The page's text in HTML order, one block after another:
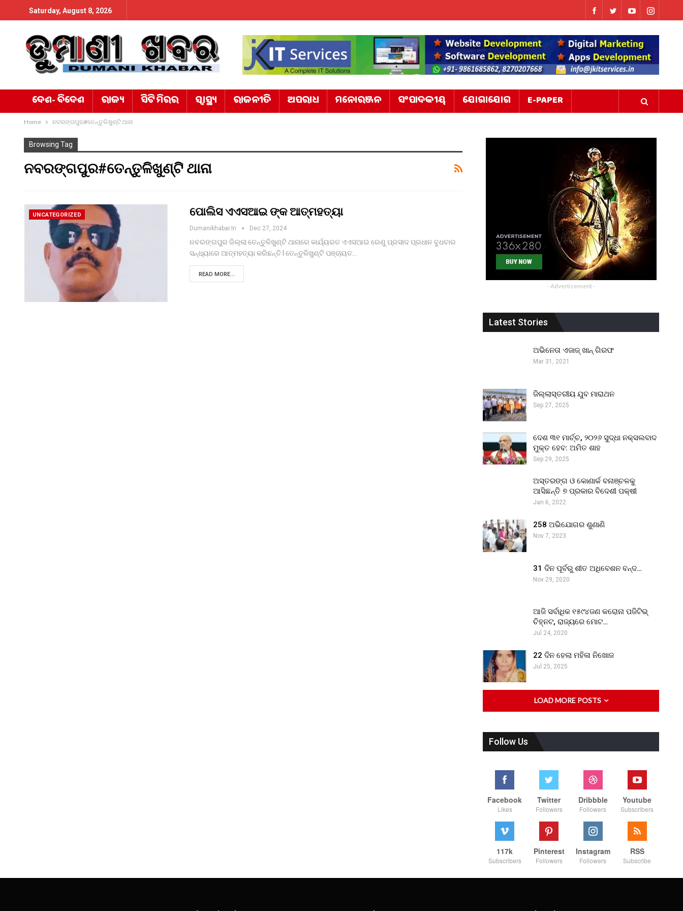
Saturday, August 8, 2026
ଦେଶ- ବିଦେଶ ରାଜ୍ୟ ସିଟି ମିରର ସ୍ୱାସ୍ଥ୍ୟ ରାଜନୀତି ଅପରାଧ ମନୋରଞ୍ଜନ ସଂପାଦକୀୟ ଯୋଗାଯୋଗ E-PAPER
Home ନବରଙ୍ଗପୁର#ତେନ୍ତୁଳିଖୁଣ୍ଟି ଥାନା
Browsing Tag
ନବରଙ୍ଗପୁର#ତେନ୍ତୁଳିଖୁଣ୍ଟି ଥାନା
UNCATEGORIZED ପୋଲିସ ଏଏସଆଇ ଙ୍କ ଆତ୍ମହତ୍ୟା
Dumanikhabar.in Dec 27, 2024
ନବରଙ୍ଗପୁର ଜିଲ୍ଲା ତେନ୍ତୁଳିଖୁଣ୍ଟି ଥାନାରେ କାର୍ଯ୍ୟରତ ଏଏସଆଇ ରେଣୁ ପ୍ରସାଦ ପ୍ରଧାନ ବୁଧବାର
ସନ୍ଧ୍ୟାରେ ଆତ୍ମହତ୍ୟା କରିଛନ୍ତି l ତେନ୍ତୁଳିଖୁଣ୍ଟି ପଞ୍ଚାୟତ…
READ MORE...
- Advertisement -
Latest Stories
ଅଭିନେତା ଏଜାଜ୍ ଖାନ୍ ଗିରଫ
Mar 31, 2021
ଜିଲ୍ଲାସ୍ତରୀୟ ଯୁବ ମାରାଥନ
Sep 27, 2025
ଦେଶ ୩୧ ମାର୍ଚ୍ଚ, ୨୦୨୬ ସୁଦ୍ଧା ନକ୍ସଲବାଦ
ମୁକ୍ତ ହେବ: ଅମିତ ଶାହ
Sep 29, 2025
ଅସ୍ତରଙ୍ଗ ଓ କୋଣାର୍କ ବନାଞ୍ଚଳକୁ
ଆସିଛନ୍ତି ୭ ପ୍ରକାର ବିଦେଶୀ ପକ୍ଷୀ
Jan 6, 2022
258 ଅଭିଯୋଗର ଶୁଣାଣି
Nov 7, 2023
31 ଦିନ ପୂର୍ବରୁ ଶୀତ ଅଧିବେଶନ ବନ୍ଦ…
Nov 29, 2020
ଆଜି ସର୍ବାଧିକ ୧୫୯୪ଜଣ କରୋନା ପଜିଟିଭ୍
ଚିହ୍ନଟ, ରାଜ୍ୟରେ ମୋଟ…
Jul 24, 2020
22 ଦିନ ହେଲା ମହିଳା ନିଖୋଜ
Jul 25, 2025
LOAD MORE POSTS
Follow Us
Facebook
Likes
Twitter
Followers
Dribbble
Followers
Youtube
Subscribers
117k
Subscribers
Pinterest
Followers
Instagram
Followers
RSS
Subscribe